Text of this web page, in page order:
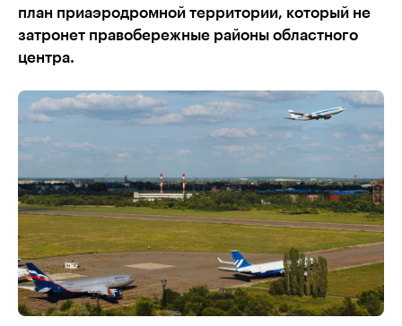
план приаэродромной территории, который не
затронет правобережные районы областного
центра.